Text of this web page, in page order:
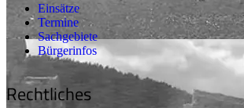
Einsätze
Termine
Sachgebiete
Bürgerinfos
Rechtliches